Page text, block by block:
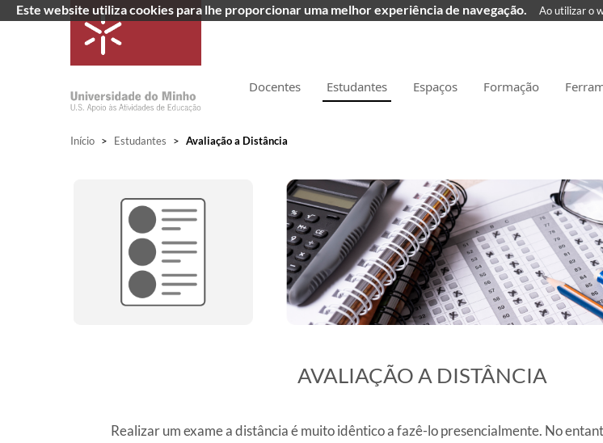
Docentes Estudantes Espaços Formação
Início > Estudantes > Avaliação a Distância
​AVALIAÇÃO A DISTÂNCIA
Realizar um exame a distância é muito idêntico a fazê-lo presencialmente. No
Este website utiliza cookies para lhe proporcionar uma melhor experiência de navegação. Ao utilizar o